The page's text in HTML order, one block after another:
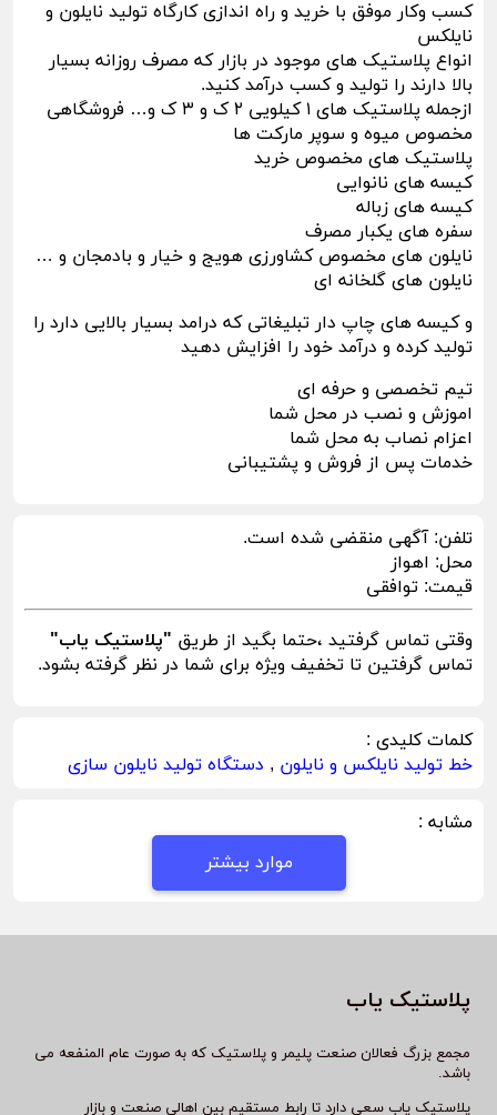
کسب وکار موفق با خرید و راه اندازی کارگاه تولید نایلون و
نایلکس
انواع پلاستیک های موجود در بازار که مصرف روزانه بسیار
بالا دارند را تولید و کسب درآمد کنید.
ازجمله پلاستیک های ۱ کیلویی ۲ ک و ۳ ک و… فروشگاهی
مخصوص میوه و سوپر مارکت ها
پلاستیک های مخصوص خرید
کیسه های نانوایی
کیسه های زباله
سفره های یکبار مصرف
نایلون های مخصوص کشاورزی هویج و خیار و بادمجان و …
نایلون های گلخانه ای
و کیسه های چاپ دار تبلیغاتی که درامد بسیار بالایی دارد را
تولید کرده و درآمد خود را افزایش دهید
تیم تخصصی و حرفه ای
اموزش و نصب در محل شما
اعزام نصاب به محل شما
خدمات پس از فروش و پشتیبانی
تلفن:آگهی منقضی شده است.
محل: اهواز
قیمت: توافقی
وقتی تماس گرفتید ،حتما بگید از طریق "پلاستیک یاب"
تماس گرفتین تا تخفیف ویژه برای شما در نظر گرفته بشود.
کلمات کلیدی :
خط تولید نایلکس و نایلون , دستگاه تولید نایلون سازی
مشابه :
موارد بیشتر
پلاستیک یاب
مجمع بزرگ فعالان صنعت پلیمر و پلاستیک که به صورت عام المنفعه می
باشد.
پلاستیک یاب سعی دارد تا رابط مستقیم بین اهالی صنعت و بازار